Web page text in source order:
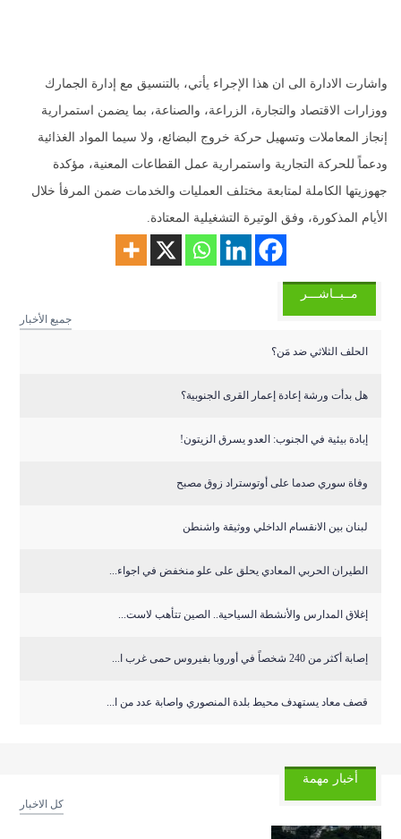
واشارت الادارة الى ان هذا الإجراء يأتي، بالتنسيق مع إدارة الجمارك
ووزارات الاقتصاد والتجارة، الزراعة، والصناعة، بما يضمن استمرارية
إنجاز المعاملات وتسهيل حركة خروج البضائع، ولا سيما المواد الغذائية
ودعماً للحركة التجارية واستمرارية عمل القطاعات المعنية، مؤكدة
جهوزيتها الكاملة لمتابعة مختلف العمليات والخدمات ضمن المرفأ خلال
الأيام المذكورة، وفق الوتيرة التشغيلية المعتادة.
مــبــاشـــر
جميع الأخبار
الحلف الثلاثي ضد مَن؟
هل بدأت ورشة إعادة إعمار القرى الجنوبية؟
إبادة بيئية في الجنوب: العدو يسرق الزيتون!
وفاة سوري صدما على أوتوستراد زوق مصبح
لبنان بين الانقسام الداخلي ووثيقة واشنطن
الطيران الحربي المعادي يحلق على علو منخفض في اجواء...
إغلاق المدارس والأنشطة السياحية.. الصين تتأهب لاست...
إصابة أكثر من 240 شخصاً في أوروبا بفيروس حمى غرب ا...
قصف معاد يستهدف محيط بلدة المنصوري واصابة عدد من ا...
أخبار مهمة
كل الاخبار